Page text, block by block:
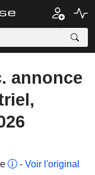
annonce
- Voir l'original